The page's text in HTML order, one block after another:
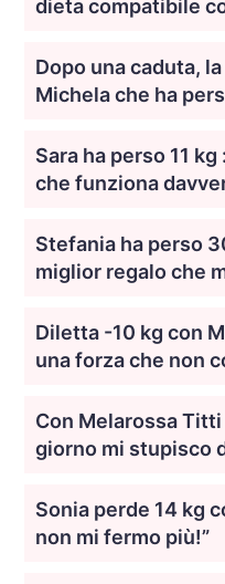
dieta compatibile
Dopo una caduta,
Michela che ha
Sara ha perso 11
che funziona
Stefania ha perso
miglior regalo che
Diletta -10 kg con
una forza che non
Con Melarossa Titti
giorno mi stupisco
Sonia perde 14 kg
non mi fermo più!”